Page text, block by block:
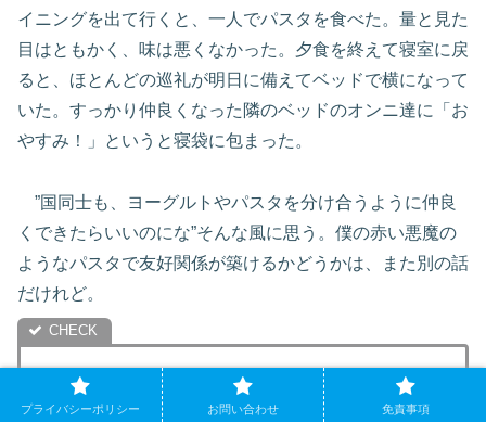
イニングを出て行くと、一人でパスタを食べた。量と見た
目はともかく、味は悪くなかった。夕食を終えて寝室に戻
ると、ほとんどの巡礼が明日に備えてベッドで横になって
いた。すっかり仲良くなった隣のベッドのオンニ達に「お
やすみ！」というと寝袋に包まった。
”国同士も、ヨーグルトやパスタを分け合うように仲良
くできたらいいのにな”そんな風に思う。僕の赤い悪魔の
ようなパスタで友好関係が築けるかどうかは、また別の話
だけれど。
プライバシーポリシー お問い合わせ 免責事項